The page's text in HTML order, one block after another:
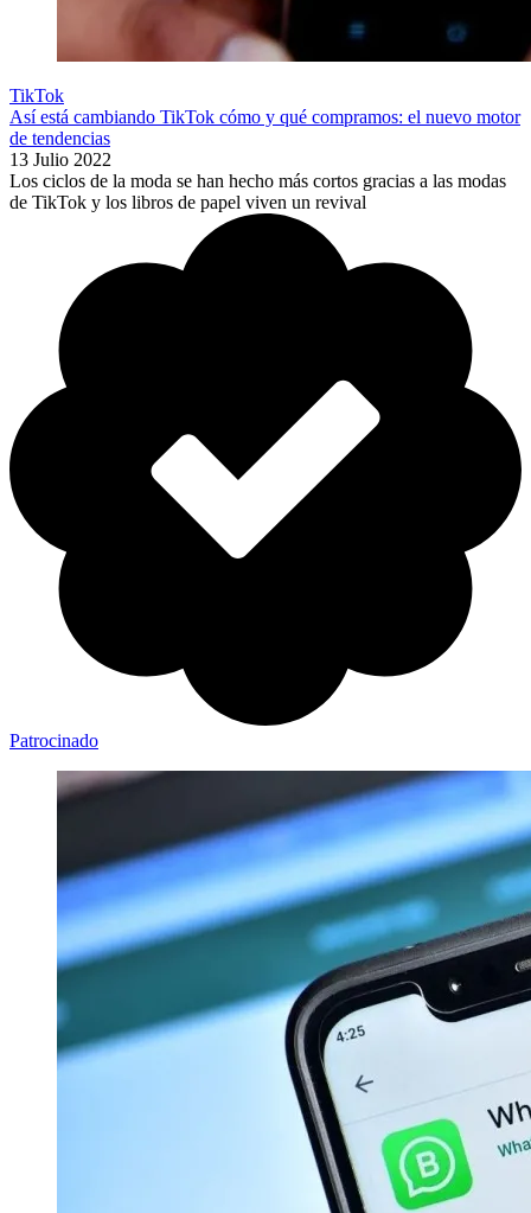
TikTok
Así está cambiando TikTok cómo y qué compramos: el nuevo motor
de tendencias
13 Julio 2022
Los ciclos de la moda se han hecho más cortos gracias a las modas
de TikTok y los libros de papel viven un revival
Patrocinado